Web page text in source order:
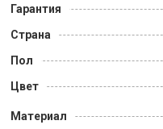
Гарантия
Страна
Пол
Цвет
Материал